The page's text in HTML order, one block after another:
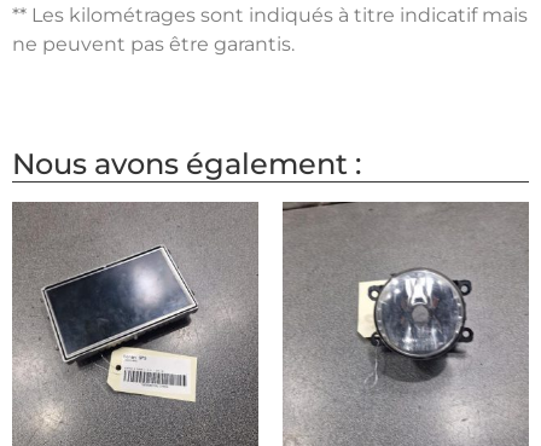
** Les kilométrages sont indiqués à titre indicatif mais
ne peuvent pas être garantis.
Nous avons également :